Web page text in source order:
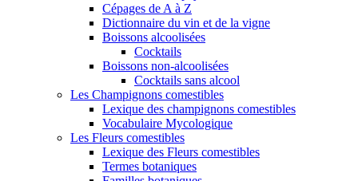
Cépages de A à Z
Dictionnaire du vin et de la vigne
Boissons alcoolisées
Cocktails
Boissons non-alcoolisées
Cocktails sans alcool
Les Champignons comestibles
Lexique des champignons comestibles
Vocabulaire Mycologique
Les Fleurs comestibles
Lexique des Fleurs comestibles
Termes botaniques